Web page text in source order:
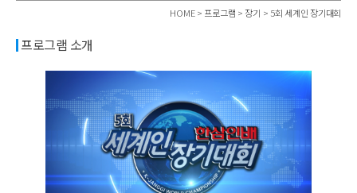
HOME > 프로그램 > 장기 > 5회 세계인 장기대회
프로그램 소개